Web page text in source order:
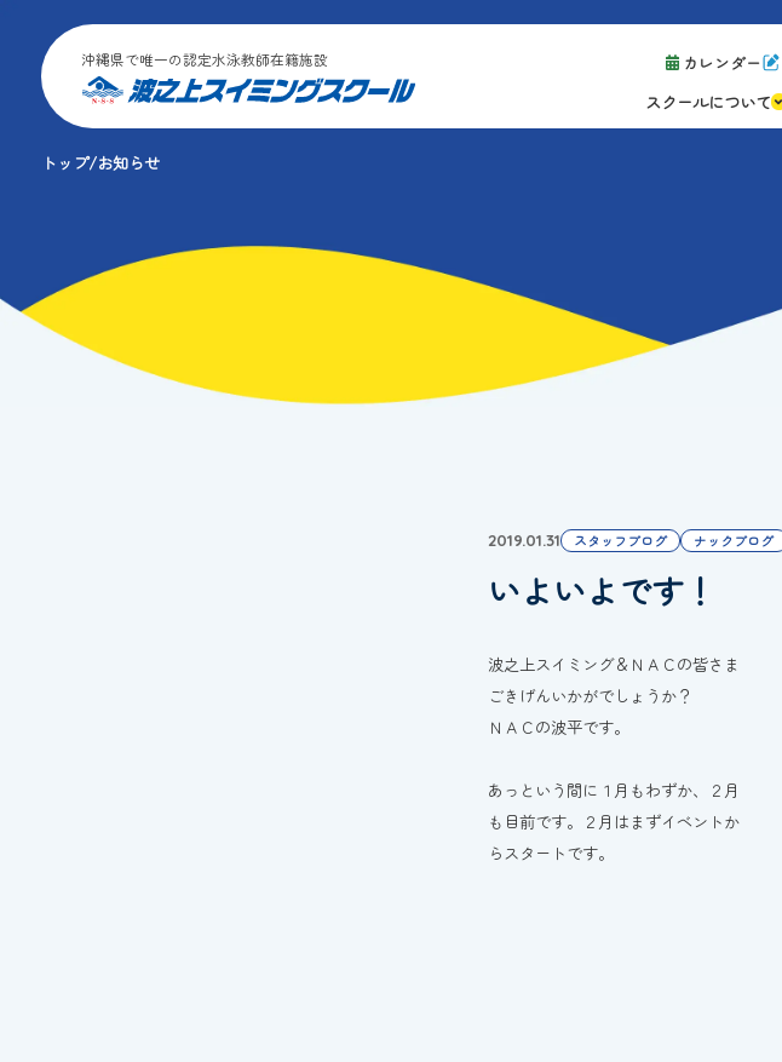
沖縄県で唯一の認定水泳教師在籍施設 カレンダー
スクールについて
トップ お知らせ
2019.01.31 スタッフブログ ナックブログ
いよいよです！
波之上スイミング＆ＮＡＣの皆さま
ごきげんいかがでしょうか？
ＮＡＣの波平です。
あっという間に１月もわずか、２月
も目前です。２月はまずイベントか
らスタートです。